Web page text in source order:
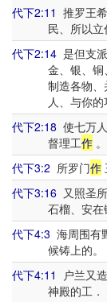
代下2:11 推罗王
民、所以立
代下2:14 是但支
金、银、铜
制造各物
人、与你
代下2:18 使七万
督理工作。
代下3:2 所罗门作
代下3:16 又照圣
石榴、安在
代下4:3 海周围有
候铸上的
代下4:11
户兰又
神殿的工．